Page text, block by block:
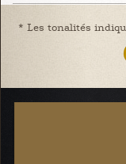
* Les tonalités